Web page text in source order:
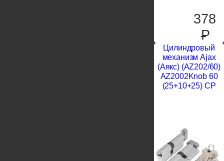
378
P
Цилиндровый
механизм Ajax
(Аякс) (AZ202/60)
AZ2002Knob 60
(25+10+25) CP